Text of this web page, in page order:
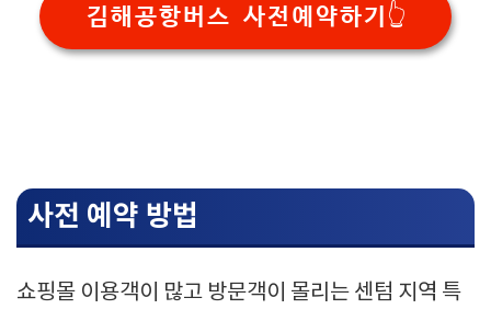
김해공항버스 사전예약하기👆
사전 예약 방법
쇼핑몰 이용객이 많고 방문객이 몰리는 센텀 지역 특